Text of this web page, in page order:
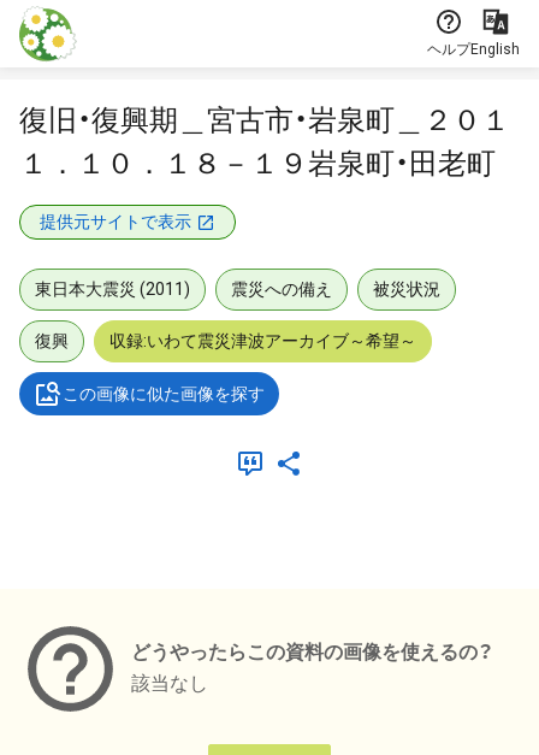
本文に飛ぶ
ヘルプEnglish
復旧・復興期＿宮古市・岩泉町＿２０１
１．１０．１８－１９岩泉町・田老町
提供元サイトで表示
東日本大震災 (2011) 震災への備え 被災状況
復興 収録:いわて震災津波アーカイブ～希望～
この画像に似た画像を探す
どうやったらこの資料の画像を使えるの？
該当なし